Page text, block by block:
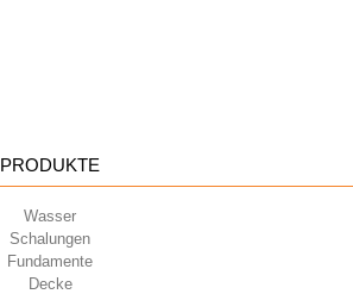
PRODUKTE
Wasser
Schalungen
Fundamente
Decke